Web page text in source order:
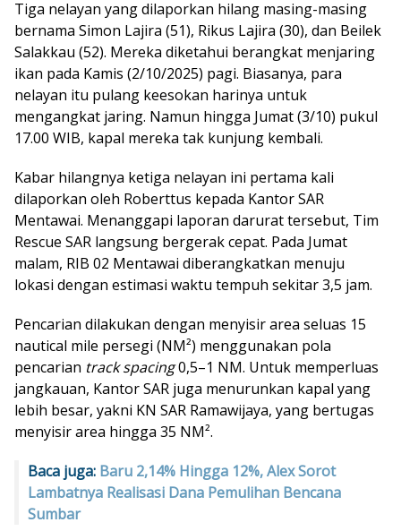
Tiga nelayan yang dilaporkan hilang masing-masing
bernama Simon Lajira (51), Rikus Lajira (30), dan Beilek
Salakkau (52). Mereka diketahui berangkat menjaring
ikan pada Kamis (2/10/2025) pagi. Biasanya, para
nelayan itu pulang keesokan harinya untuk
mengangkat jaring. Namun hingga Jumat (3/10) pukul
17.00 WIB, kapal mereka tak kunjung kembali.
Kabar hilangnya ketiga nelayan ini pertama kali
dilaporkan oleh Roberttus kepada Kantor SAR
Mentawai. Menanggapi laporan darurat tersebut, Tim
Rescue SAR langsung bergerak cepat. Pada Jumat
malam, RIB 02 Mentawai diberangkatkan menuju
lokasi dengan estimasi waktu tempuh sekitar 3,5 jam.
Pencarian dilakukan dengan menyisir area seluas 15
nautical mile persegi (NM²) menggunakan pola
pencarian track spacing0,5–1 NM. Untuk memperluas
jangkauan, Kantor SAR juga menurunkan kapal yang
lebih besar, yakni KN SAR Ramawijaya, yang bertugas
menyisir area hingga 35 NM².
Baca juga: Baru 2,14% Hingga 12%, Alex Sorot
Lambatnya Realisasi Dana Pemulihan Bencana
Sumbar